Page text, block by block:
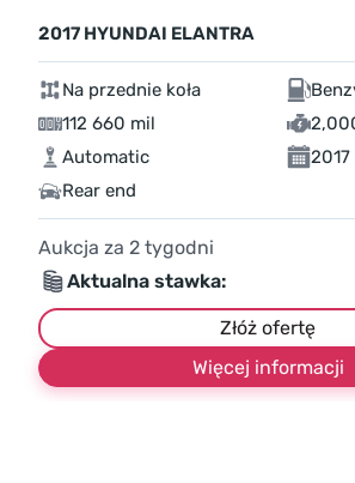
2017 HYUNDAI ELANTRA
Na przednie koła
112 660 mil
Automatic
2017
Rear end
Aukcja za 2 tygodni
Aktualna stawka:
Złóż ofertę
Więcej informacji